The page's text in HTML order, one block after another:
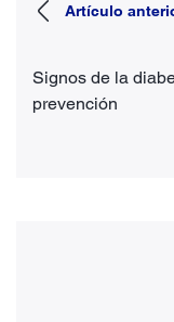
Artículo
Signos de la
prevención